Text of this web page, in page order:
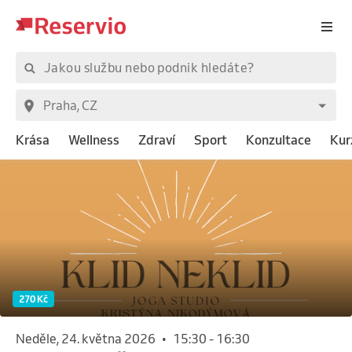
Krása Wellness Zdraví Sport Konzultace
270 Kč
neděle, 24. května 2026 • 15:30 - 16:30